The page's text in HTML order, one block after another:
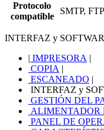
Protocolo
compatible
SMTP,
INTERFAZ y
| IMPRESORA |
COPIA |
ESCANEADO |
INTERFAZ y
GESTIÓN DEL
ALIMENTADOR
PANEL DE